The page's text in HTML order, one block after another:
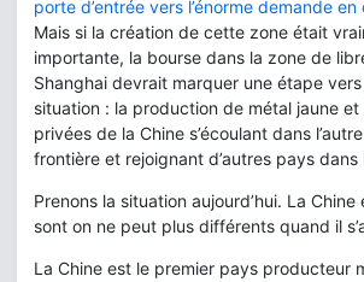
porte d’entrée vers l’énorme demande
Mais si la création de cette zone était
importante, la bourse dans la zone de
Shanghai devrait marquer une étape
situation : la production de métal jaune et
privées de la Chine s’écoulant dans
frontière et rejoignant d’autres pays dans
Prenons la situation aujourd’hui. La
sont on ne peut plus différents quand il
La Chine est le premier pays producteur